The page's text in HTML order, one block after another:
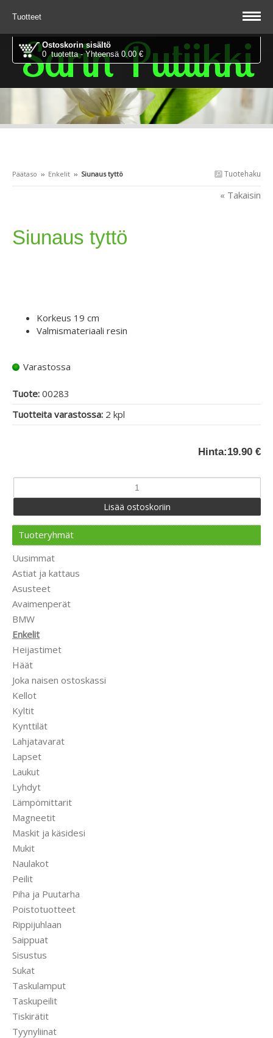
Tuotteet
Ostoskorin sisältö
0 tuotetta - Yhteensä 0.00 €
Sarin Putiikki
Tuotehaku
Päätaso ›› Enkelit ›› Siunaus tyttö
« Takaisin
Siunaus tyttö
Korkeus 19 cm
Valmismateriaali resin
Varastossa
Tuote: 00283
Tuotteita varastossa: 2 kpl
Hinta:19.90 €
Tuoteryhmät
Uusimmat
Astiat ja kattaus
Asusteet
Avaimenperät
BMW
Enkelit
Heijastimet
Häät
Joka naisen ostoskassi
Kellot
Kyltit
Kynttilät
Lahjatavarat
Lapset
Laukut
Lyhdyt
Lämpömittarit
Magneetit
Maskit ja käsidesi
Mukit
Naulakot
Peilit
Piha ja Puutarha
Poistotuotteet
Rippijuhlaan
Saippuat
Sisustus
Sukat
Taskulamput
Taskupeilit
Tiskirätit
Tyynyliinat